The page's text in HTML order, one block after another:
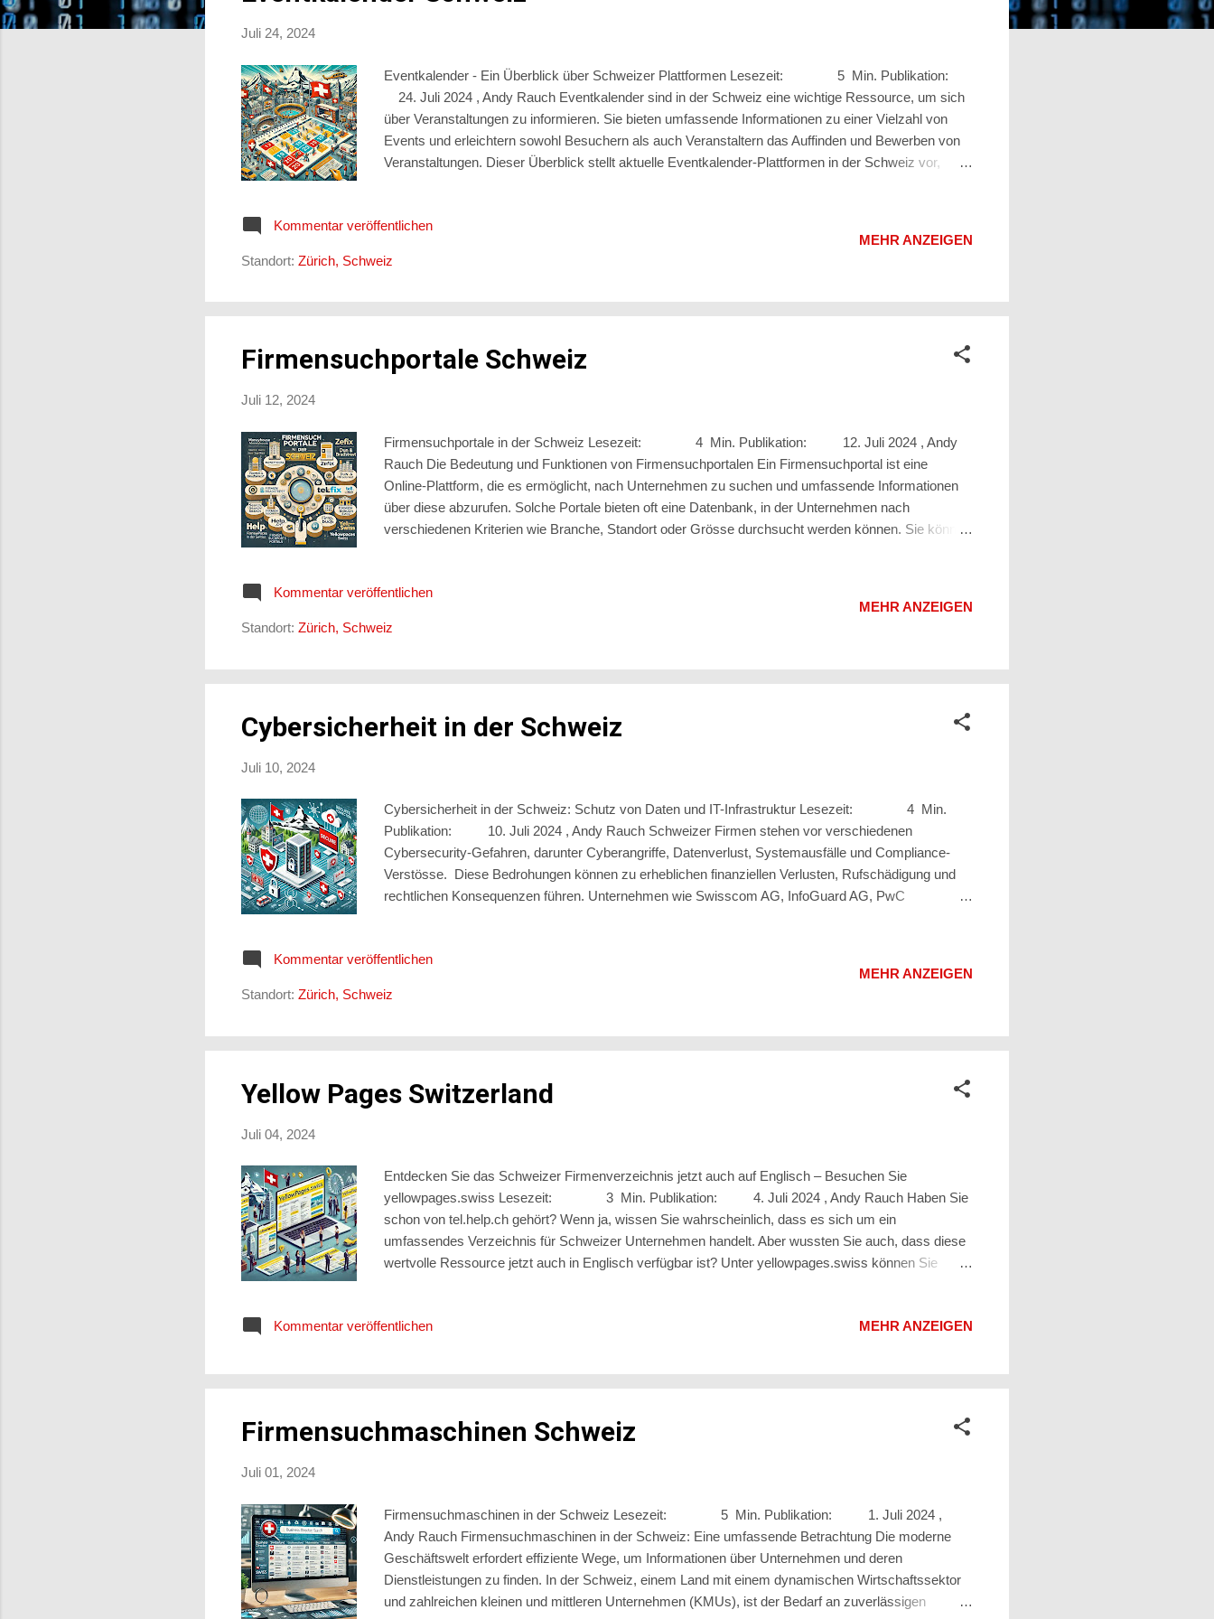
Juli 24, 2024
Eventkalender - Ein Überblick über Schweizer Plattformen Lesezeit: 5 Min. Publikation:
24. Juli 2024 , Andy Rauch Eventkalender sind in der Schweiz eine wichtige Ressource, um sich
über Veranstaltungen zu informieren. Sie bieten umfassende Informationen zu einer Vielzahl von
Events und erleichtern sowohl Besuchern als auch Veranstaltern das Auffinden und Bewerben von
Veranstaltungen. Dieser Überblick stellt aktuelle Eventkalender-Plattformen in der Schweiz vor,
führenden Plattformen in der Schweiz für die Suche nach Veranstaltungen. Diese Plattform bietet
eine breite Palette an Funktionen und Vorteilen, die sie zu einer unverzichtbaren Ressource für
Eventbesucher und ...
Kommentar veröffentlichen
Standort: Zürich, Schweiz
MEHR ANZEIGEN
Firmensuchportale Schweiz
Juli 12, 2024
Firmensuchportale in der Schweiz Lesezeit: 4 Min. Publikation: 12. Juli 2024 , Andy
Rauch Die Bedeutung und Funktionen von Firmensuchportalen Ein Firmensuchportal ist eine
Online-Plattform, die es ermöglicht, nach Unternehmen zu suchen und umfassende Informationen
über diese abzurufen. Solche Portale bieten oft eine Datenbank, in der Unternehmen nach
verschiedenen Kriterien wie Branche, Standort oder Grösse durchsucht werden können. Sie können
die nach Geschäftspartnern, Kunden oder Lieferanten suchen, sowie für Marktforschung,
Wettbewerbsanalyse und allgemeine geschäftliche Zwecke. Zudem bieten sie eine wertvolle
Ressource für Privatpersonen, die Dienstleistungen oder Produkte von lokalen Unternehmen
Kommentar veröffentlichen
Standort: Zürich, Schweiz
MEHR ANZEIGEN
Cybersicherheit in der Schweiz
Juli 10, 2024
Cybersicherheit in der Schweiz: Schutz von Daten und IT-Infrastruktur Lesezeit: 4 Min.
Publikation: 10. Juli 2024 , Andy Rauch Schweizer Firmen stehen vor verschiedenen
Cybersecurity-Gefahren, darunter Cyberangriffe, Datenverlust, Systemausfälle und Compliance-
Verstösse. Diese Bedrohungen können zu erheblichen finanziellen Verlusten, Rufschädigung und
rechtlichen Konsequenzen führen. Unternehmen wie Swisscom AG, InfoGuard AG, PwC
Sicherheitsmassnahmen, Schulungen und Sensibilisierung. Spezialisierte Tools wie Managed
Security Services, DDoS-Schutz, Penetrationstests und forensische Analysen helfen, die IT-
Infrastrukturen zu schützen und Cyberangriffe abzuwehren. Diese Dienstleistungen gewährleisten
Kommentar veröffentlichen
Standort: Zürich, Schweiz
MEHR ANZEIGEN
Yellow Pages Switzerland
Juli 04, 2024
Entdecken Sie das Schweizer Firmenverzeichnis jetzt auch auf Englisch – Besuchen Sie
yellowpages.swiss Lesezeit: 3 Min. Publikation: 4. Juli 2024 , Andy Rauch Haben Sie
schon von tel.help.ch gehört? Wenn ja, wissen Sie wahrscheinlich, dass es sich um ein
umfassendes Verzeichnis für Schweizer Unternehmen handelt. Aber wussten Sie auch, dass diese
wertvolle Ressource jetzt auch in Englisch verfügbar ist? Unter yellowpages.swiss können Sie
erfordert oft die Verfügbarkeit von Informationen in mehreren Sprachen. Die englische Version des
Unternehmen in der Schweiz zu finden und mit ihnen zu ...
Kommentar veröffentlichen MEHR ANZEIGEN
Firmensuchmaschinen Schweiz
Juli 01, 2024
Firmensuchmaschinen in der Schweiz Lesezeit: 5 Min. Publikation: 1. Juli 2024 ,
Andy Rauch Firmensuchmaschinen in der Schweiz: Eine umfassende Betrachtung Die moderne
Geschäftswelt erfordert effiziente Wege, um Informationen über Unternehmen und deren
Dienstleistungen zu finden. In der Schweiz, einem Land mit einem dynamischen Wirtschaftssektor
und zahlreichen kleinen und mittleren Unternehmen (KMUs), ist der Bedarf an zuverlässigen